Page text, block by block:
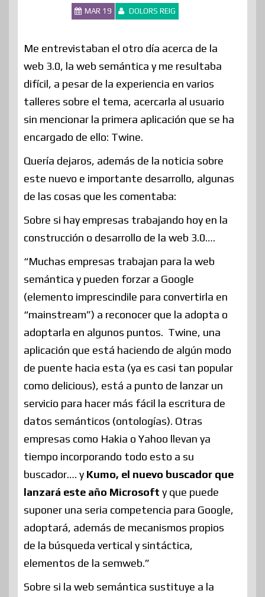
MAR 19 DOLORS REIG
Me entrevistaban el otro día acerca de la
web 3.0, la web semántica y me resultaba
difícil, a pesar de la experiencia en varios
talleres sobre el tema, acercarla al usuario
sin mencionar la primera aplicación que se ha
encargado de ello: Twine.
Quería dejaros, además de la noticia sobre
este nuevo e importante desarrollo, algunas
de las cosas que les comentaba:
Sobre si hay empresas trabajando hoy en la
construcción o desarrollo de la web 3.0….
“Muchas empresas trabajan para la web
semántica y pueden forzar a Google
(elemento imprescindile para convertirla en
“mainstream”) a reconocer que la adopta o
adoptarla en algunos puntos. Twine, una
aplicación que está haciendo de algún modo
de puente hacia esta (ya es casi tan popular
como delicious), está a punto de lanzar un
servicio para hacer más fácil la escritura de
datos semánticos (ontologías). Otras
empresas como Hakia o Yahoo llevan ya
tiempo incorporando todo esto a su
buscador…. y Kumo, el nuevo buscador que
lanzará este año Microsoft y que puede
suponer una seria competencia para Google,
adoptará, además de mecanismos propios
de la búsqueda vertical y sintáctica,
elementos de la semweb.”
Sobre si la web semántica sustituye a la